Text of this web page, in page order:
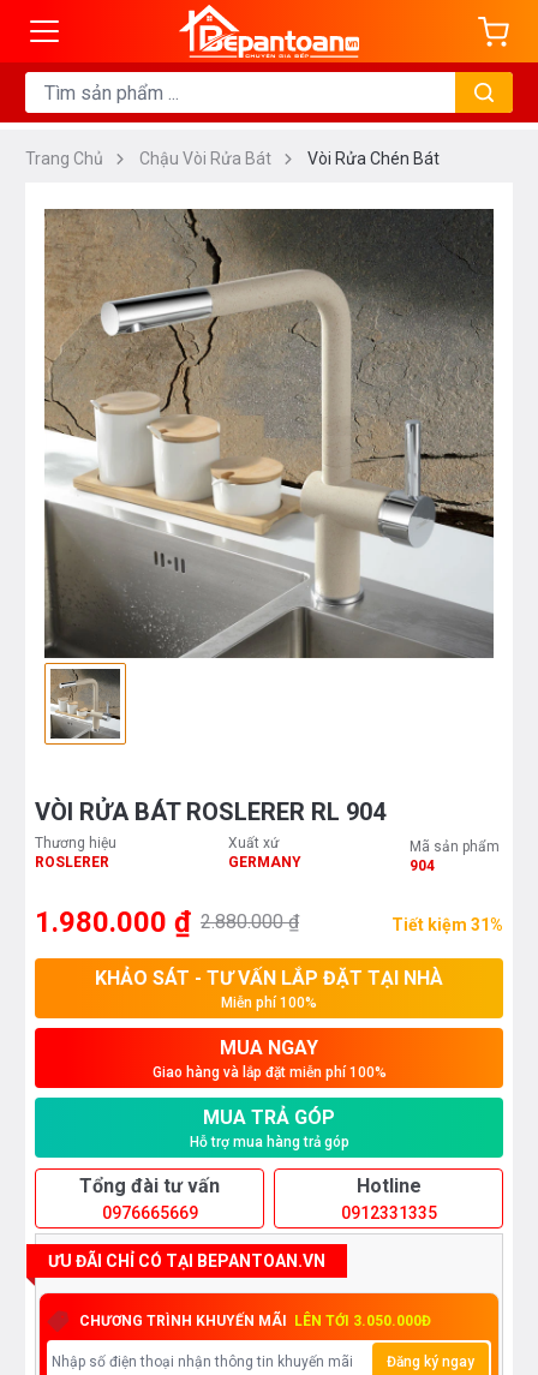
Trang Chủ Chậu Vòi Rửa Bát Vòi Rửa Chén Bát
VÒI RỬA BÁT ROSLERER RL 904
Thương hiệu
ROSLERER
Xuất xứ
GERMANY
Mã sản phẩm
904
1.980.000 ₫ 2.880.000 ₫ Tiết kiệm 31%
KHẢO SÁT - TƯ VẤN LẮP ĐẶT TẠI NHÀ
Miễn phí 100%
MUA NGAY
Giao hàng và lắp đặt miễn phí 100%
MUA TRẢ GÓP
Hỗ trợ mua hàng trả góp
Tổng đài tư vấn
0976665669
Hotline
0912331335
ƯU ĐÃI CHỈ CÓ TẠI BEPANTOAN.VN
CHƯƠNG TRÌNH KHUYẾN MÃI LÊN TỚI 3.050.000Đ
Đăng ký ngay